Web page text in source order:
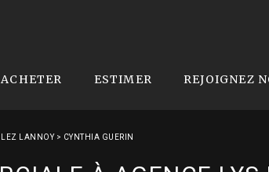
ACHETER ESTIMER REJOIGNEZ
LEZ LANNOY> CYNTHIA GUERIN